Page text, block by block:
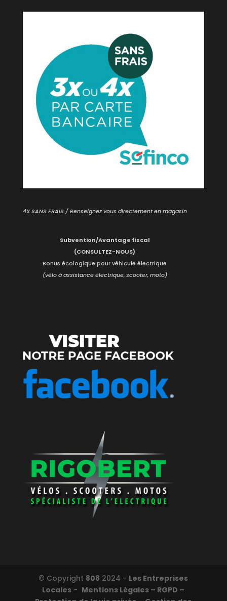
4X SANS FRAIS / Renseignez vous directement en magasin
Subvention/Avantage fiscal
(CONSULTEZ-NOUS)
Bonus écologique pour véhicule électrique
(vélo à assistance électrique, scooter, moto)
© Copyright 808 2024 - Les Entreprises
Locales - Mentions Légales – RGPD –